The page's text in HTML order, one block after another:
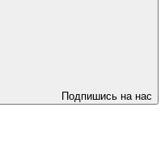
Подпишись на нас